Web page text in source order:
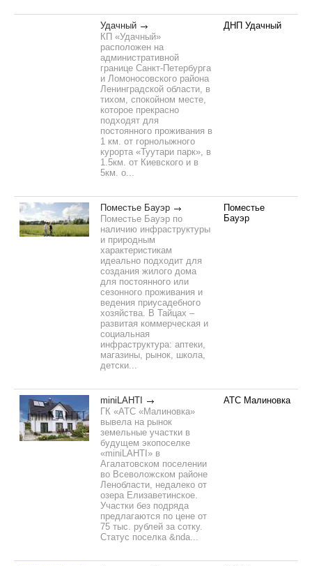
Удачный
КП «Удачный»
расположен на
административной
границе Санкт-Петербурга
и Ломоносовского района
Ленинградской области, в
тихом, спокойном месте,
которое прекрасно
подходят для
постоянного проживания в
1 км. от горнолыжного
курорта «Туутари парк», в
1.5км. от Киевского и в
5км. о...
ДНП Удачный
Поместье Бауэр
Поместье Бауэр по
наличию инфраструктуры
и природным
характеристикам
идеально подходит для
создания жилого дома
для постоянного или
сезонного проживания и
ведения приусадебного
хозяйства. В Тайцах –
развитая коммерческая и
социальная
инфраструктура: аптеки,
магазины, рынок, школа,
детски...
Поместье
Бауэр
miniLAHTI
ГК «АТС «Малиновка»
вывела на рынок
земельные участки в
будущем экопоселке
«miniLAHTI» в
Агалатовском поселении
во Всеволожском районе
Ленобласти, недалеко от
озера Елизаветинское.
Участки без подряда
предлагаются по цене от
75 тыс. рублей за сотку.
Статус поселка &nda...
АТС Малиновка